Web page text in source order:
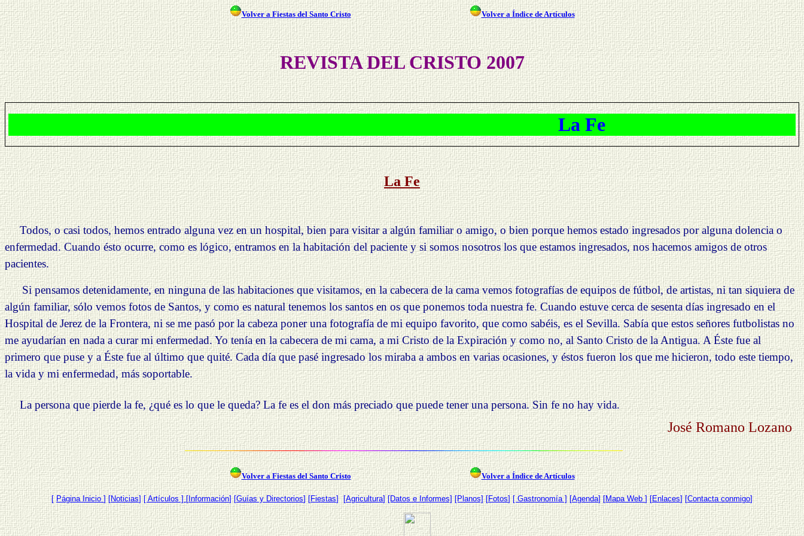
Volver a Fiestas del Santo Cristo Volver a Índice de Artículos
REVISTA DEL CRISTO 2007
La Fe
La Fe
Todos, o casi todos, hemos entrado alguna vez en un hospital, bien para visitar a algún familiar o amigo, o bien porque hemos estado ingresados por alguna dolencia o
enfermedad. Cuando ésto ocurre, como es lógico, entramos en la habitación del paciente y si somos nosotros los que estamos ingresados, nos hacemos amigos de otros
pacientes.
Si pensamos detenidamente, en ninguna de las habitaciones que visitamos, en la cabecera de la cama vemos fotografías de equipos de fútbol, de artistas, ni tan siquiera de
algún familiar, sólo vemos fotos de Santos, y como es natural tenemos los santos en os que ponemos toda nuestra fe. Cuando estuve cerca de sesenta días ingresado en el
Hospital de Jerez de la Frontera, ni se me pasó por la cabeza poner una fotografía de mi equipo favorito, que como sabéis, es el Sevilla. Sabía que estos señores futbolistas no
me ayudarían en nada a curar mi enfermedad. Yo tenía en la cabecera de mi cama, a mi Cristo de la Expiración y como no, al Santo Cristo de la Antigua. A Éste fue al
primero que puse y a Éste fue al último que quité. Cada día que pasé ingresado los miraba a ambos en varias ocasiones, y éstos fueron los que me hicieron, todo este tiempo,
la vida y mi enfermedad, más soportable.
La persona que pierde la fe, ¿qué es lo que le queda? La fe es el don más preciado que puede tener una persona. Sin fe no hay vida.
José Romano Lozano
Volver a Fiestas del Santo Cristo Volver a Índice de Artículos
[Página Inicio ][Noticias] [ Artículos ] [ Información] [Guías y Directorios] [Fiestas] [Agricultura][Datos e Informes] [Planos][Fotos] [ Gastronomía ] [Agenda] [Mapa Web] [Enlaces] [Contacta conmigo]